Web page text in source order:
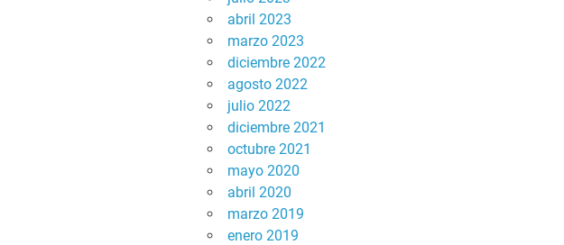
abril 2023
marzo 2023
diciembre 2022
agosto 2022
julio 2022
diciembre 2021
octubre 2021
mayo 2020
abril 2020
marzo 2019
enero 2019